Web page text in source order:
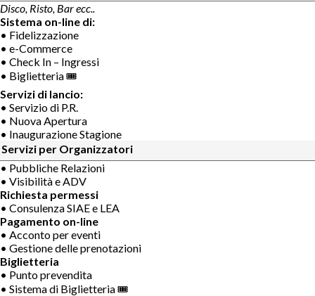
Disco, Risto, Bar ecc..
Sistema on-line di:
• Fidelizzazione
• e-Commerce
• Check In – Ingressi
• Biglietteria 🎟
Servizi di lancio:
• Servizio di P.R.
• Nuova Apertura
• Inaugurazione Stagione
Servizi per Organizzatori
• Pubbliche Relazioni
• Visibilità e ADV
Richiesta permessi
• Consulenza SIAE e LEA
Pagamento on-line
• Acconto per eventi
• Gestione delle prenotazioni
Biglietteria
• Punto prevendita
• Sistema di Biglietteria 🎟